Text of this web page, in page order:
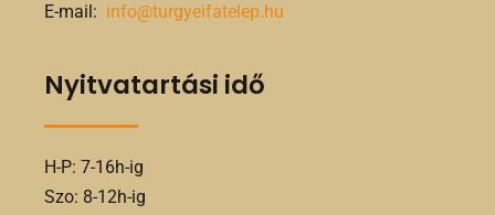
E-mail: info@turgyeifatelep.hu
Nyitvatartási idő
H-P: 7-16h-ig
Szo: 8-12h-ig